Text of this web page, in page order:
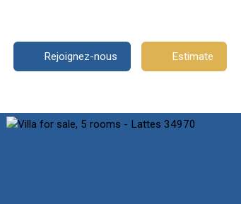
Rejoignez-nous Estimate